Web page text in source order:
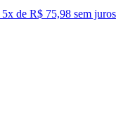
5x de R$ 75,98 sem juros